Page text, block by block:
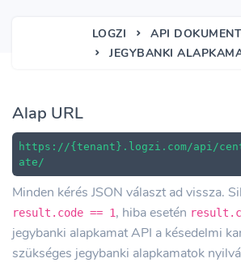
LOGZI
API
JEGYBANKI
Alap URL
https://{tenant}.logzi.com/api/
ate/
Minden kérés JSON választ ad vissza.
result.code == 1, hiba esetén
jegybanki alapkamat API a késedelmi
szükséges jegybanki alapkamatok